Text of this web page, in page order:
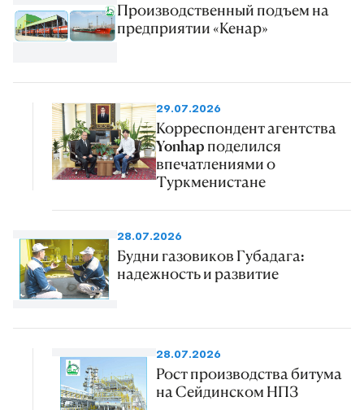
Производственный подъем на
предприятии «Кенар»
29.07.2026
Корреспондент агентства
Yonhap поделился
впечатлениями о
Туркменистане
28.07.2026
Будни газовиков Губадага:
надежность и развитие
28.07.2026
Рост производства битума
на Сейдинском НПЗ